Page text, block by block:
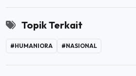
Topik Terkait
#HUMANIORA #NASIONAL